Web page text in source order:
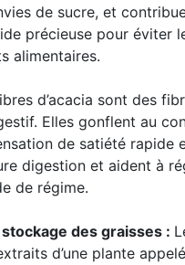
de sucre, et
précieuse pour éviter
alimentaires.
d’acacia sont des
Elles gonflent au
de satiété rapide
digestion et aident à
de régime.
des graisses :
d’une plante